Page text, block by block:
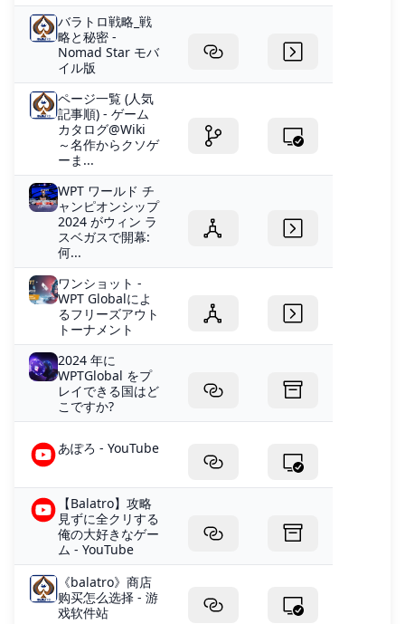
バラトロ戦略_戦
略と秘密 -
Nomad Star モバ
イル版
ページ一覧 (人気
記事順) - ゲーム
カタログ@Wiki
～名作からクソゲ
ーま...
WPT ワールド チ
ャンピオンシップ
2024 がウィン ラ
スベガスで開幕:
何...
ワンショット -
WPT Globalによ
るフリーズアウト
トーナメント
2024 年に
WPTGlobal をプ
レイできる国はど
こですか?
あぽろ - YouTube
【Balatro】攻略
見ずに全クリする
俺の大好きなゲー
ム - YouTube
《balatro》商店
购买怎么选择 - 游
戏软件站